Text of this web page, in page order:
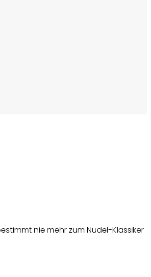
nie mehr zum Nudel-Klassiker